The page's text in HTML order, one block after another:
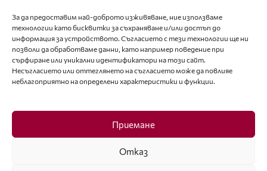
За да предоставим най-доброто изживяване, ние използваме
технологии като бисквитки за съхраняване и/или достъп до
информация за устройството. Съгласието с тези технологии ще ни
позволи да обработваме данни, като например поведение при
сърфиране или уникални идентификатори на този сайт.
Несъгласието или оттеглянето на съгласието може да повлияе
неблагоприятно на определени характеристики и функции.
Приемане
Отказ
За контакти
editor@fashion-lifestyle.net
+359 88 227 33 47
Последвайте ни
Facebook